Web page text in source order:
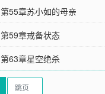
第55章苏小如的母亲
第59章戒备状态
第63章星空绝杀